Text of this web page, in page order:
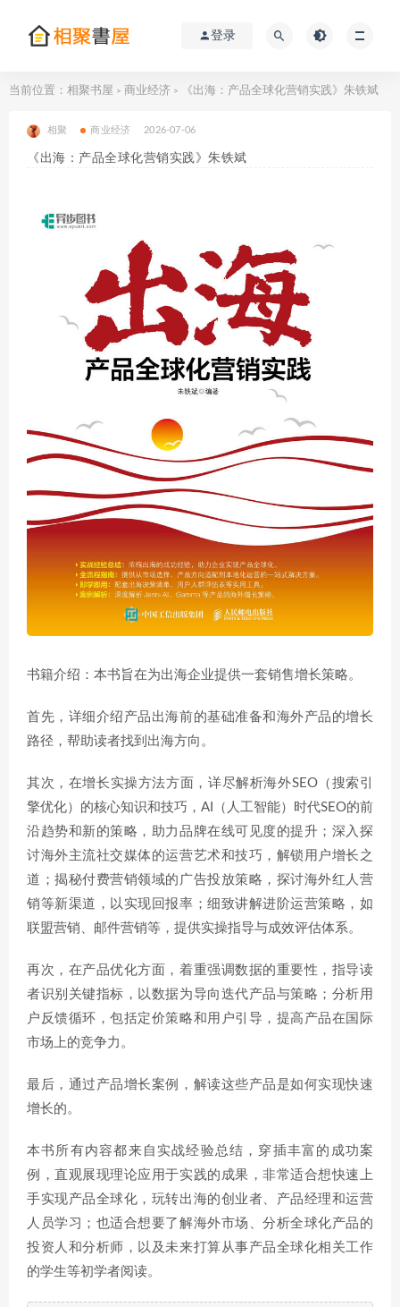
登录
当前位置： 相聚书屋 > 商业经济 > 《出海：产品全球化营销实践》朱铁斌
相聚 商业经济 2026-07-06
《出海：产品全球化营销实践》朱铁斌
书籍介绍：本书旨在为出海企业提供一套销售增长策略。
首先，详细介绍产品出海前的基础准备和海外产品的增长
路径，帮助读者找到出海方向。
其次，在增长实操方法方面，详尽解析海外SEO（搜索引
擎优化）的核心知识和技巧，AI（人工智能）时代SEO的前
沿趋势和新的策略，助力品牌在线可见度的提升；深入探
讨海外主流社交媒体的运营艺术和技巧，解锁用户增长之
道；揭秘付费营销领域的广告投放策略，探讨海外红人营
销等新渠道，以实现回报率；细致讲解进阶运营策略，如
联盟营销、邮件营销等，提供实操指导与成效评估体系。
再次，在产品优化方面，着重强调数据的重要性，指导读
者识别关键指标，以数据为导向迭代产品与策略；分析用
户反馈循环，包括定价策略和用户引导，提高产品在国际
市场上的竞争力。
最后，通过产品增长案例，解读这些产品是如何实现快速
增长的。
本书所有内容都来自实战经验总结，穿插丰富的成功案
例，直观展现理论应用于实践的成果，非常适合想快速上
手实现产品全球化，玩转出海的创业者、产品经理和运营
人员学习；也适合想要了解海外市场、分析全球化产品的
投资人和分析师，以及未来打算从事产品全球化相关工作
的学生等初学者阅读。